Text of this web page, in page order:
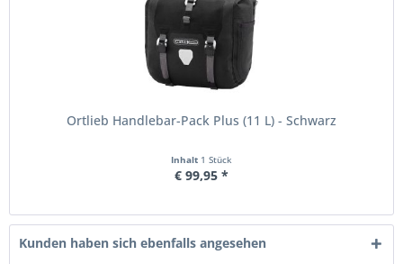
Ortlieb Handlebar-Pack Plus (11 L) - Schwarz
Inhalt 1 Stück
€ 99,95 *
Kunden haben sich ebenfalls angesehen